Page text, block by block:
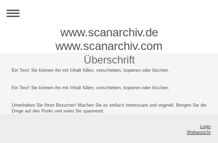
www.scanarchiv.de
www.scanarchiv.com
Überschrift
Ein Text! Sie können ihn mit Inhalt füllen, verschieben, kopieren oder löschen.
Ein Text! Sie können ihn mit Inhalt füllen, verschieben, kopieren oder löschen.
Unterhalten Sie Ihren Besucher! Machen Sie es einfach interessant und originell. Bringen Sie die
Dinge auf den Punkt und seien Sie spannend.
Login
Webansicht